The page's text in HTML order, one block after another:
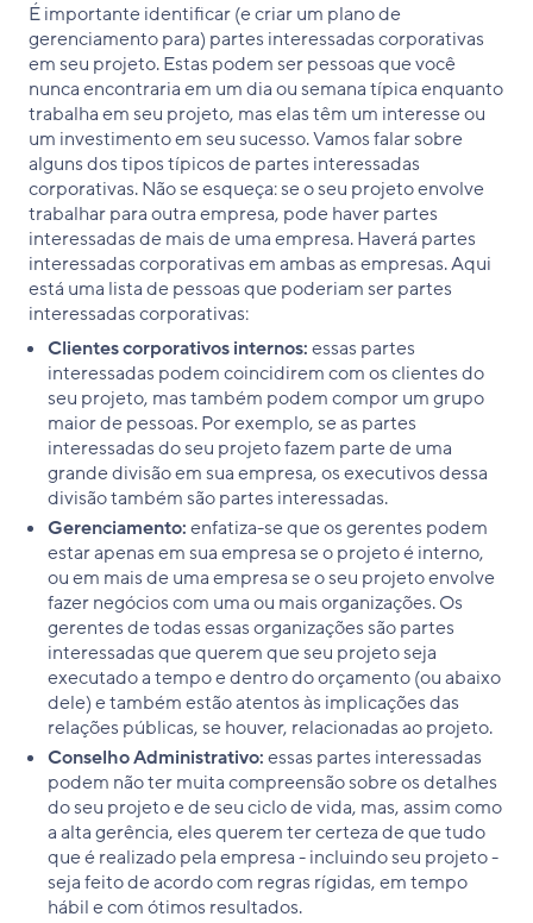
É importante identificar (e criar um plano de
gerenciamento para) partes interessadas corporativas
em seu projeto. Estas podem ser pessoas que você
nunca encontraria em um dia ou semana típica enquanto
trabalha em seu projeto, mas elas têm um interesse ou
um investimento em seu sucesso. Vamos falar sobre
alguns dos tipos típicos de partes interessadas
corporativas. Não se esqueça: se o seu projeto envolve
trabalhar para outra empresa, pode haver partes
interessadas de mais de uma empresa. Haverá partes
interessadas corporativas em ambas as empresas. Aqui
está uma lista de pessoas que poderiam ser partes
interessadas corporativas:
Clientes corporativos internos:essas partes
interessadas podem coincidirem com os clientes do
seu projeto, mas também podem compor um grupo
maior de pessoas. Por exemplo, se as partes
interessadas do seu projeto fazem parte de uma
grande divisão em sua empresa, os executivos dessa
divisão também são partes interessadas.
Gerenciamento:enfatiza-se que os gerentes podem
estar apenas em sua empresa se o projeto é interno,
ou em mais de uma empresa se o seu projeto envolve
fazer negócios com uma ou mais organizações. Os
gerentes de todas essas organizações são partes
interessadas que querem que seu projeto seja
executado a tempo e dentro do orçamento (ou abaixo
dele) e também estão atentos às implicações das
relações públicas, se houver, relacionadas ao projeto.
Conselho Administrativo:essas partes interessadas
podem não ter muita compreensão sobre os detalhes
do seu projeto e de seu ciclo de vida, mas, assim como
a alta gerência, eles querem ter certeza de que tudo
que é realizado pela empresa - incluindo seu projeto -
seja feito de acordo com regras rígidas, em tempo
hábil e com ótimos resultados.